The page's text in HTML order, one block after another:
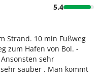
5.4
Strand. 10 min Fußweg
zum Hafen von Bol. -
sehr
sauber ‍️. Man kommt